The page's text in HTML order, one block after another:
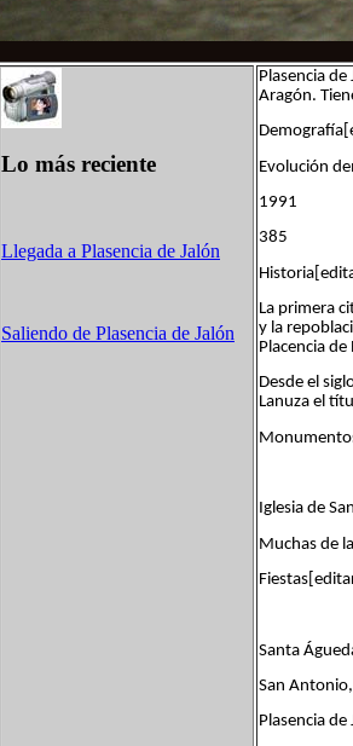
Lo más reciente
Llegada a Plasencia de Jalón
Saliendo de Plasencia de Jalón
Plasencia
Aragón.
Evolución
385
La primera
y la
Placencia
Desde el
Lanuza el
Iglesia de
Muchas de
Santa
San
Plasencia de